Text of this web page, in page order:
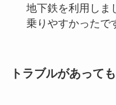
地下鉄を利用しま
乗りやすかったで
トラブルがあって